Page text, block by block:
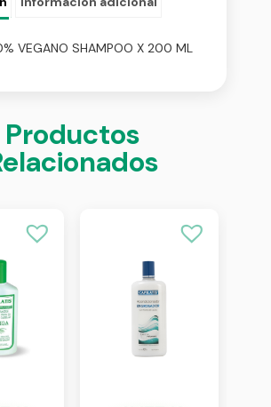
VEGANO SHAMPOO X 200 ML
Productos